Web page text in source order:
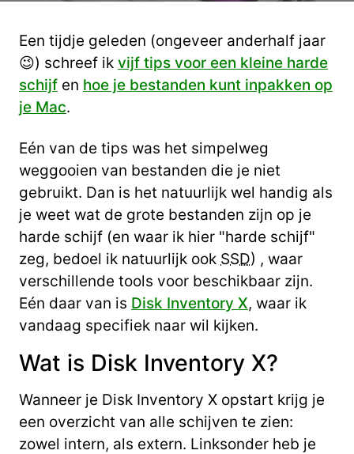
Een tijdje geleden (ongeveer anderhalf jaar
😉) schreef ik vijf tips voor een kleine harde
schijf en hoe je bestanden kunt inpakken op
je Mac.
Eén van de tips was het simpelweg
weggooien van bestanden die je niet
gebruikt. Dan is het natuurlijk wel handig als
je weet wat de grote bestanden zijn op je
harde schijf (en waar ik hier "harde schijf"
zeg, bedoel ik natuurlijk ook SSD) , waar
verschillende tools voor beschikbaar zijn.
Eén daar van is Disk Inventory X, waar ik
vandaag specifiek naar wil kijken.
Wat is Disk Inventory X?
Wanneer je Disk Inventory X opstart krijg je
een overzicht van alle schijven te zien:
zowel intern, als extern. Linksonder heb je